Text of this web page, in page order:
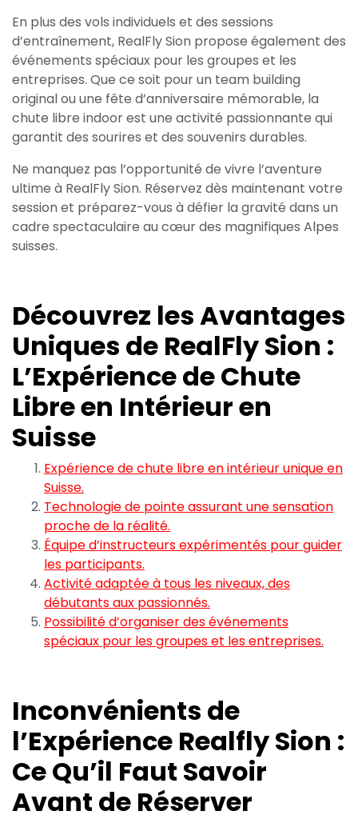
En plus des vols individuels et des sessions
d’entraînement, RealFly Sion propose également des
événements spéciaux pour les groupes et les
entreprises. Que ce soit pour un team building
original ou une fête d’anniversaire mémorable, la
chute libre indoor est une activité passionnante qui
garantit des sourires et des souvenirs durables.
Ne manquez pas l’opportunité de vivre l’aventure
ultime à RealFly Sion. Réservez dès maintenant votre
session et préparez-vous à défier la gravité dans un
cadre spectaculaire au cœur des magnifiques Alpes
suisses.
Découvrez les Avantages
Uniques de RealFly Sion :
L’Expérience de Chute
Libre en Intérieur en
Suisse
Expérience de chute libre en intérieur unique en
Suisse.
Technologie de pointe assurant une sensation
proche de la réalité.
Équipe d’instructeurs expérimentés pour guider
les participants.
Activité adaptée à tous les niveaux, des
débutants aux passionnés.
Possibilité d’organiser des événements
spéciaux pour les groupes et les entreprises.
Inconvénients de
l’Expérience Realfly Sion :
Ce Qu’il Faut Savoir
Avant de Réserver